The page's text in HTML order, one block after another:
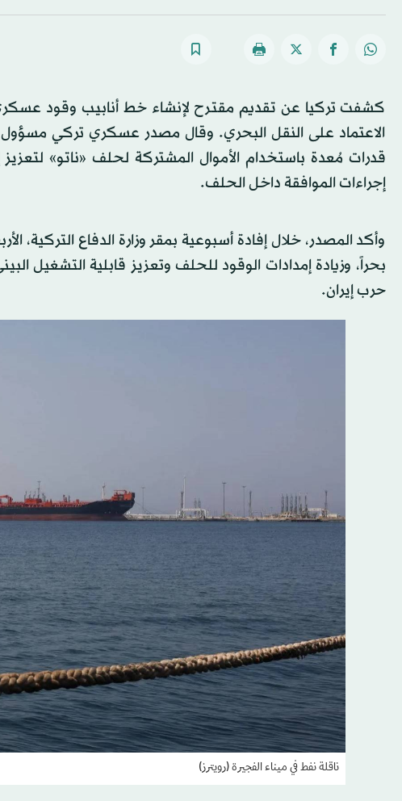
كشفت تركيا عن تقديم مقترح لإنشاء خط أنابيب وقود
الاعتماد على النقل البحري. وقال مصدر عسكري تركي
قدرات مُعدة باستخدام الأموال المشتركة لحلف «ناتو»
إجراءات الموافقة داخل الحلف.
وأكد المصدر، خلال إفادة أسبوعية بمقر وزارة الدفاع التركية،
بحراً، وزيادة إمدادات الوقود للحلف وتعزيز قابلية التشغيل
حرب إيران.
ناقلة نفط في ميناء الفجيرة (رويترز)